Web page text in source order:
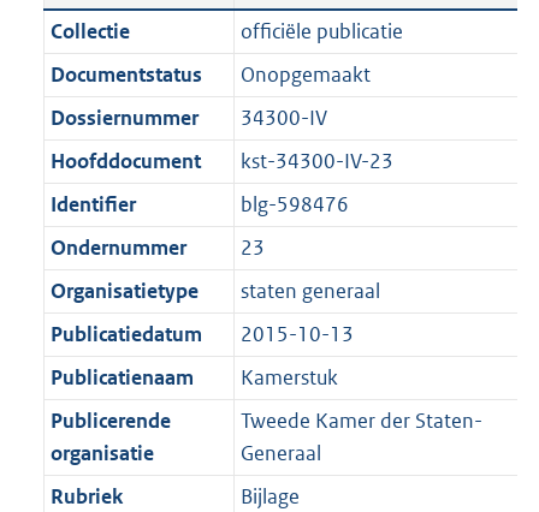
c
t
i
e
n
f
o
r
m
a
a
t
t
:
2
,
2
M
b
n
d
s
g
r
o
o
t
e
:
1
K
b
a
n
d
g
r
o
t
t
e
:
1
K
b
Collectie
officiële publicatie
Documentstatus
Onopgemaakt
Dossiernummer
34300-IV
Hoofddocument
kst-34300-IV-23
Identifier
blg-598476
Ondernummer
23
Organisatietype
staten generaal
Publicatiedatum
2015-10-13
Publicatienaam
Kamerstuk
Publicerende
organisatie
Tweede Kamer der Staten-
Generaal
Rubriek
Bijlage